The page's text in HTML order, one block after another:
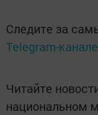
Следите за
Telegram-канале
Читайте
национальном